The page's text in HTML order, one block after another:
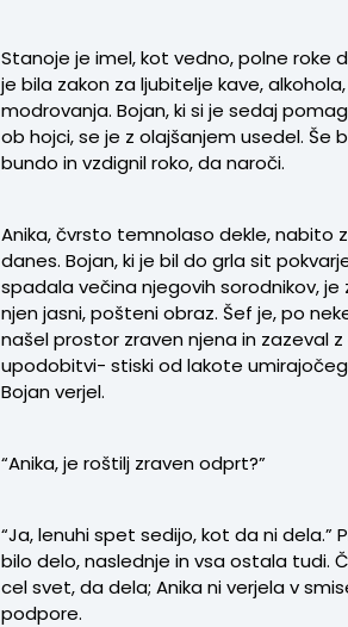
Stanoje je imel, kot vedno, polne roke
je bila zakon za ljubitelje kave,
modrovanja. Bojan, ki si je sedaj
ob hojci, se je z olajšanjem usedel. Še
bundo in vzdignil roko, da naroči.
Anika, čvrsto temnolaso dekle, nabito
danes. Bojan, ki je bil do grla sit
spadala večina njegovih sorodnikov,
njen jasni, pošteni obraz. Šef je, po
našel prostor zraven njena in zazeval
upodobitvi- stiski od lakote
Bojan verjel.
“Anika, je roštilj zraven odprt?”
“Ja, lenuhi spet sedijo, kot da ni dela.”
bilo delo, naslednje in vsa ostala tudi.
cel svet, da dela; Anika ni verjela v
podpore.